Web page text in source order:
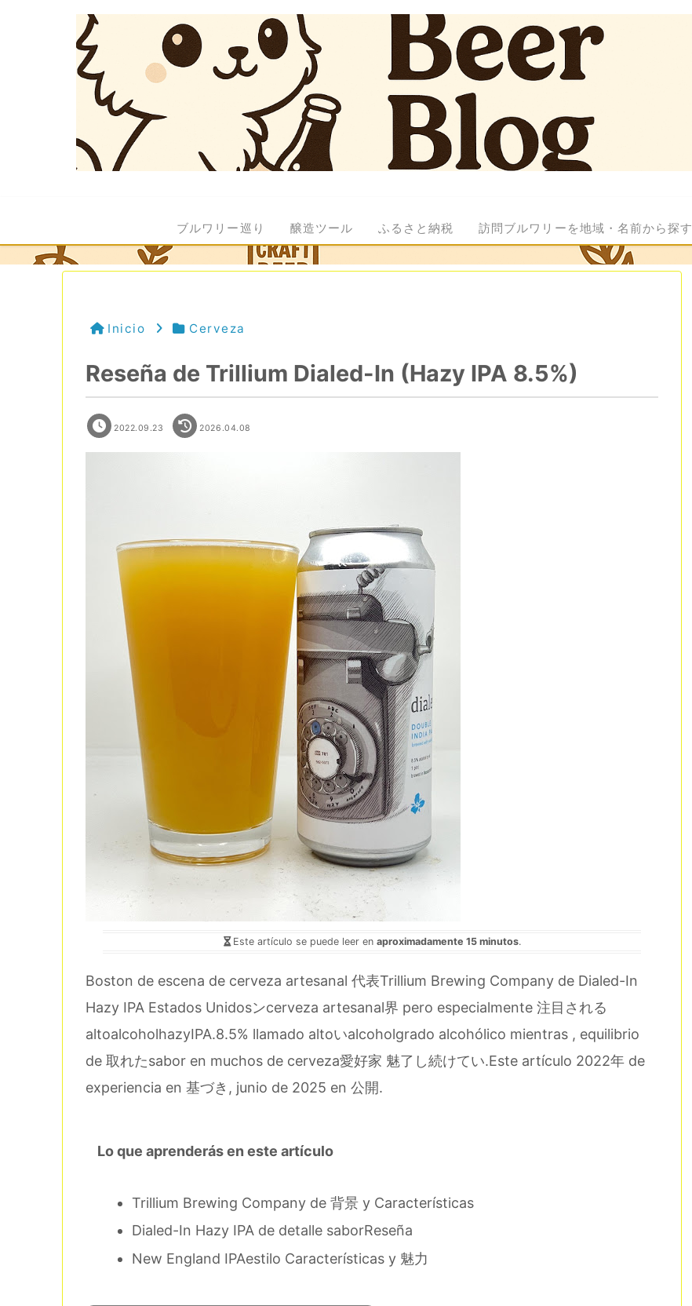
ブルワリー巡り 醸造ツール ふるさと納税 訪問ブルワリーを地域・名前から探す
Inicio Cerveza
Reseña de Trillium Dialed-In (Hazy IPA 8.5%)
2022.09.23 2026.04.08
Este artículo se puede leer en aproximadamente 15 minutos.
Boston de escena de cerveza artesanal 代表Trillium Brewing Company de Dialed-In
Hazy IPA Estados Unidosンcerveza artesanal界 pero especialmente 注目される
altoalcoholhazyIPA.8.5% llamado altoいalcoholgrado alcohólico mientras , equilibrio
de 取れたsabor en muchos de cerveza愛好家 魅了し続けてい.Este artículo 2022年 de
experiencia en 基づき, junio de 2025 en 公開.
Lo que aprenderás en este artículo
Trillium Brewing Company de 背景 y Características
Dialed-In Hazy IPA de detalle saborReseña
New England IPAestilo Características y 魅力